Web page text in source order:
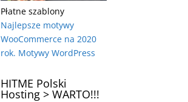
Płatne szablony
Najlepsze motywy
WooCommerce na 2020
rok. Motywy WordPress
HITME Polski
Hosting > WARTO!!!